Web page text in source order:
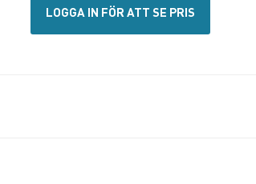
LOGGA IN FÖR ATT SE PRIS